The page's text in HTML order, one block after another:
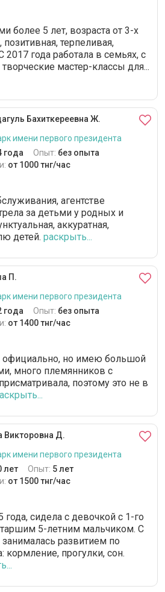
более 5 лет, возраста от 3-х
терпеливая,
2017 года работала в семьях, с
мастер-классы для...
Бахиткереевна Ж.
имени первого президента
года Опыт: без опыта
от 1000 тнг/час
агентстве
за детьми у родных и
аккуратная,
детей. раскрыть...
П.
имени первого президента
года Опыт: без опыта
от 1400 тнг/час
официально, но имею большой
много племянников с
поэтому это не в
Викторовна Д.
имени первого президента
лет Опыт: 5 лет
от 1500 тнг/час
года, сидела с девочкой с 1-го
5-летним мальчиком. С
развитием по
кормление, прогулки, сон.